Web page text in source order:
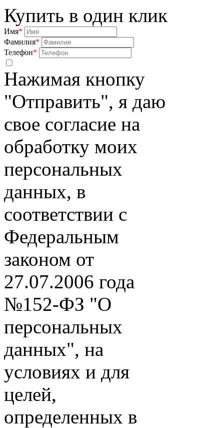
Купить в один клик
Имя*
Фамилия*
Телефон*
Нажимая кнопку
"Отправить", я даю
свое согласие на
обработку моих
персональных
данных, в
соответствии с
Федеральным
законом от
27.07.2006 года
№152-ФЗ "О
персональных
данных", на
условиях и для
целей,
определенных в